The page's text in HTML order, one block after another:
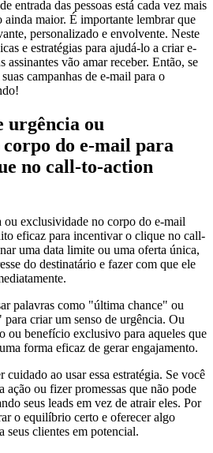
entrada das pessoas está cada vez mais
ainda maior. É importante lembrar que
personalizado e envolvente. Neste
e estratégias para ajudá-lo a criar e-
assinantes vão amar receber. Então, se
campanhas de e-mail para o
urgência ou
do e-mail para
no call-to-action
ou exclusividade no corpo do e-mail
eficaz para incentivar o clique no call-
uma data limite ou uma oferta única,
do destinatário e fazer com que ele
palavras como "última chance" ou
criar um senso de urgência. Ou
ou benefício exclusivo para aqueles que
forma eficaz de gerar engajamento.
ao usar essa estratégia. Se você
ação ou fizer promessas que não pode
seus leads em vez de atrair eles. Por
o equilíbrio certo e oferecer algo
seus clientes em potencial.